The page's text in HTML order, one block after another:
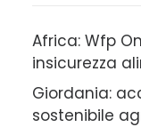
Africa: Wfp
insicurezza
Giordania:
sostenibile